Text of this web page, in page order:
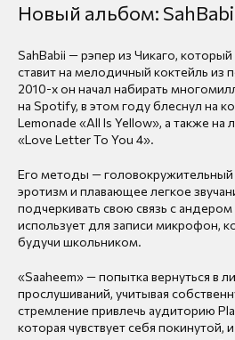
Новый альбом:
SahBabii — рэпер из Чикаго, который
ставит на мелодичный коктейль из
2010-х он начал набирать
на Spotify, в этом году блеснул на
Lemonade «All Is Yellow», а также на
«Love Letter To You 4».
Его методы — головокружительный
эротизм и плавающее легкое
подчеркивать свою связь с
использует для записи микрофон,
будучи школьником.
«Saaheem» — попытка вернуться в
прослушиваний, учитывая
стремление привлечь аудиторию
которая чувствует себя